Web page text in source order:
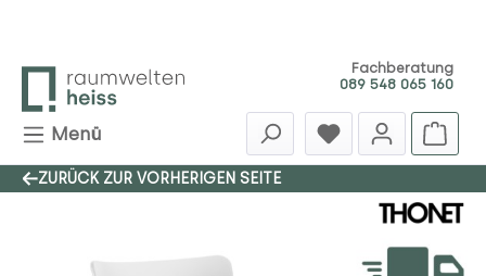
Fachberatung
089 548 065 160
Menü
ZURÜCK ZUR VORHERIGEN SEITE